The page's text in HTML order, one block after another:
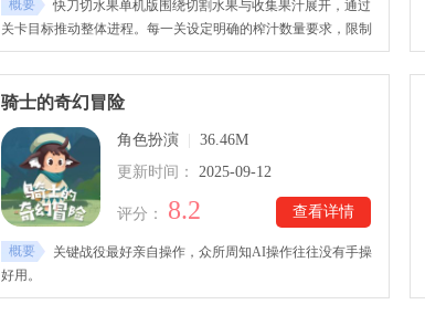
概要
快刀切水果单机版围绕切割水果与收集果汁展开，通过
关卡目标推动整体进程。每一关设定明确的榨汁数量要求，限制
时间内完成成为核心挑战。不同水果具备差异特性，例如耐切次
数与移动方式各不相同。快刀切水果单机版下载的关卡中加入干
扰元素，如飞虫遮挡与高速移动目标，增加变化！
骑士的奇幻冒险
角色扮演
36.46M
更新时间：
2025-09-12
查看详情
评分： 8.2
概要
关键战役最好亲自操作，众所周知AI操作往往没有手操
好用。